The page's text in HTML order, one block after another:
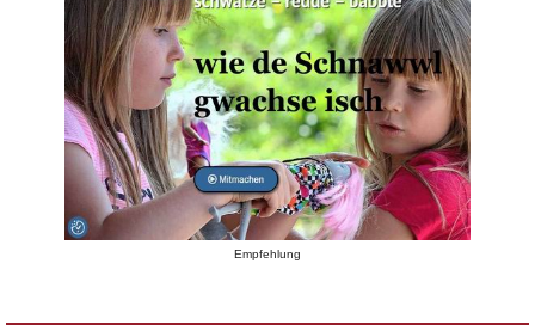
Empfehlung